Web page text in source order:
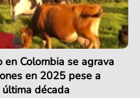
en Colombia se agrava
en 2025 pese a
década